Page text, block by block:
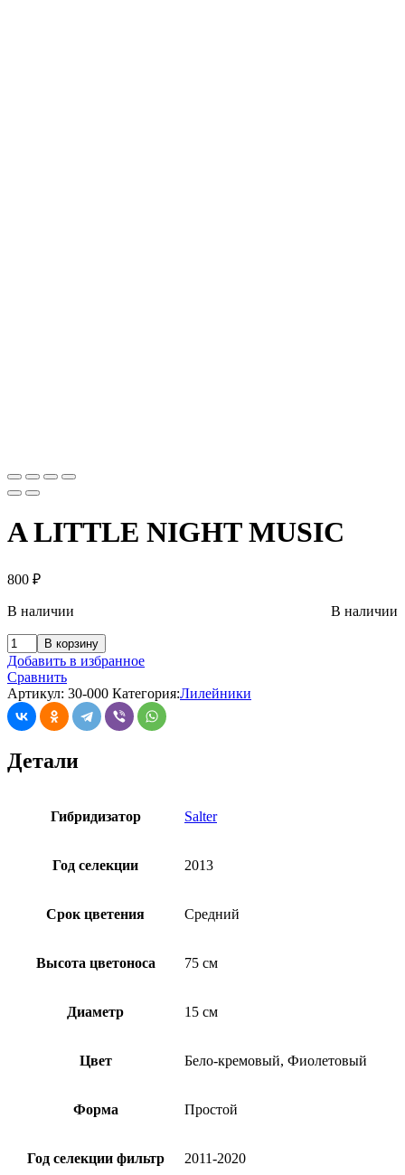
A LITTLE NIGHT MUSIC
800 ₽
В наличии
В наличии
В корзину
Добавить в избранное
Сравнить
Артикул: 30-000 Категория:Лилейники
Детали
Гибридизатор Salter
Год селекции 2013
Срок цветения Средний
Высота цветоноса 75 см
Диаметр 15 см
Цвет Бело-кремовый, Фиолетовый
Форма Простой
Год селекции фильтр 2011-2020